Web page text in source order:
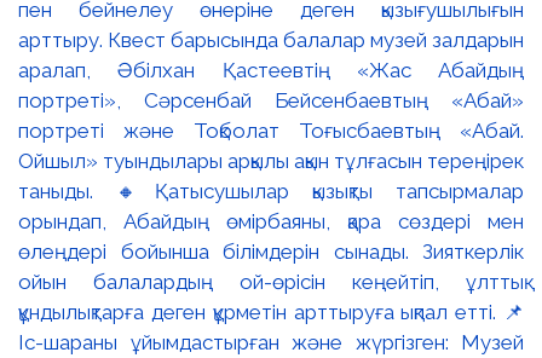
пен бейнелеу өнеріне деген қызығушылығын
арттыру. Квест барысында балалар музей залдарын
аралап, Әбілхан Қастеевтің «Жас Абайдың
портреті», Сәрсенбай Бейсенбаевтың «Абай»
портреті және Тоқболат Тоғысбаевтың «Абай.
Ойшыл» туындылары арқылы ақын тұлғасын тереңірек
таныды. 🔸Қатысушылар қызықты тапсырмалар
орындап, Абайдың өмірбаяны, қара сөздері мен
өлеңдері бойынша білімдерін сынады. Зияткерлік
ойын балалардың ой-өрісін кеңейтіп, ұлттық
құндылықтарға деген құрметін арттыруға ықпал етті. 📌
Іс-шараны ұйымдастырған және жүргізген: Музей